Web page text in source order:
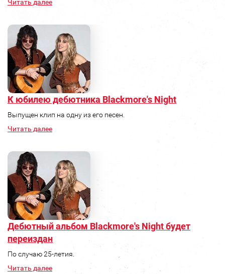
Читать далее
К юбилею дебютника Blackmore's Night
Выпущен клип на одну из его песен.
Читать далее
Дебютный альбом Blackmore's Night будет
переиздан
По случаю 25-летия.
Читать далее